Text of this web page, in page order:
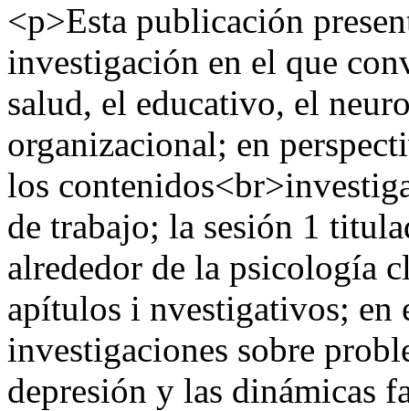
<p>Esta publicación
investigación en el que
salud, el educativo, el
organizacional; en
los
de trabajo; la sesión 1
alrededor de la psicología
apítulos i nvestigativos; en
investigaciones sobre
depresión y las dinámicas